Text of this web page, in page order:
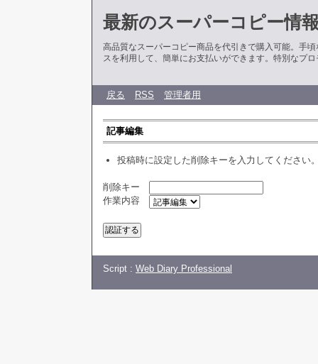
最新のスーパーコピー情
高品質なスーパーコピー商品を代引きで購入可能。手
スを利用して、簡単にお支払いができます。特別なプ
戻る RSS 管理者用
記事編集
投稿時に設定した削除キーを入力してください
削除キー
作業内容
Script : Web Diary Professional